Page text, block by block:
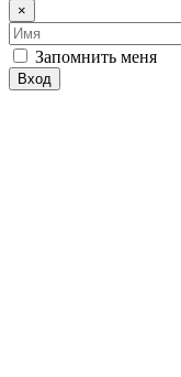
×
Имя
Запомнить меня
Вход